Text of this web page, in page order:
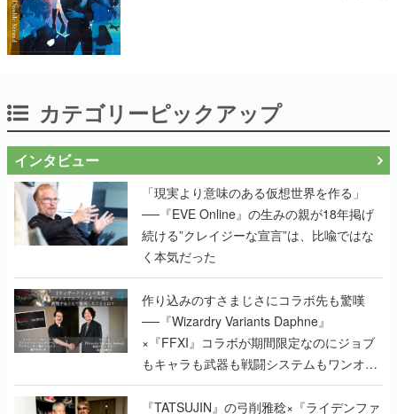
カテゴリーピックアップ
インタビュー
「現実より意味のある仮想世界を作る」
──『EVE Online』の生みの親が18年掲げ
続ける”クレイジーな宣言”は、比喩ではな
く本気だった
作り込みのすさまじさにコラボ先も驚嘆
──『Wizardry Variants Daphne』
×『FFXI』コラボが期間限定なのにジョブ
もキャラも武器も戦闘システムもワンオフ
で作り込まれた理由を両ディレクターに聞
く
『TATSUJIN』の弓削雅稔×『ライデンファ